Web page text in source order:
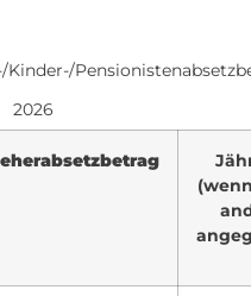
2026